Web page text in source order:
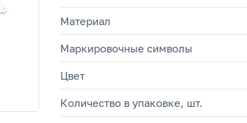
Материал
Маркировочные символы
Цвет
Количество в упаковке, шт.